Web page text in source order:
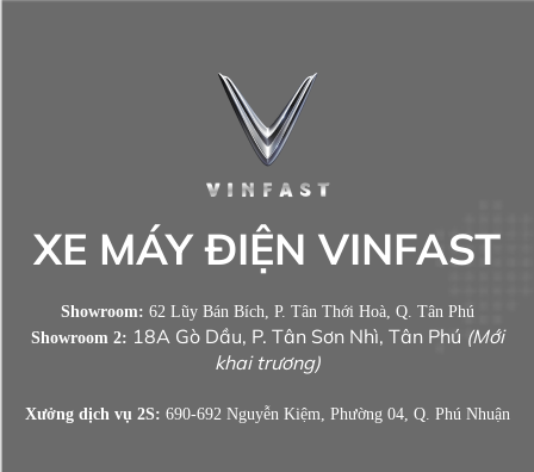
XE MÁY ĐIỆN VINFAST
Showroom: 62 Lũy Bán Bích, P. Tân Thới Hoà, Q. Tân Phú
Showroom 2: 18A Gò Dầu, P. Tân Sơn Nhì, Tân Phú (Mới
khai trương)
Xưởng dịch vụ 2S: 690-692 Nguyễn Kiệm, Phường 04, Q. Phú Nhuận